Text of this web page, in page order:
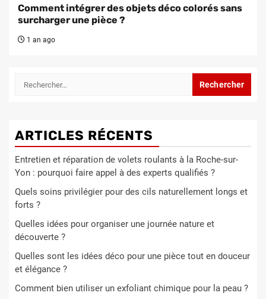
Comment intégrer des objets déco colorés sans
surcharger une pièce ?
1 an ago
Rechercher :
ARTICLES RÉCENTS
Entretien et réparation de volets roulants à la Roche-sur-
Yon : pourquoi faire appel à des experts qualifiés ?
Quels soins privilégier pour des cils naturellement longs et
forts ?
Quelles idées pour organiser une journée nature et
découverte ?
Quelles sont les idées déco pour une pièce tout en douceur
et élégance ?
Comment bien utiliser un exfoliant chimique pour la peau ?